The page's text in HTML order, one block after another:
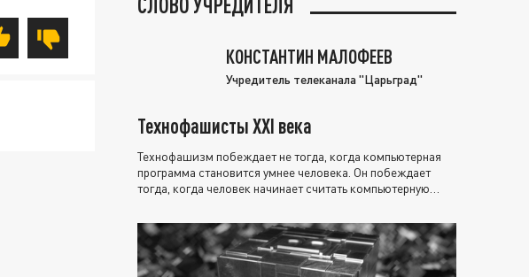
КОНСТАНТИН МАЛОФЕЕВ
Учредитель телеканала "Царьград"
Технофашисты XXI века
Технофашизм побеждает не тогда, когда компьютерная
программа становится умнее человека. Он побеждает
тогда, когда человек начинает считать компьютерную